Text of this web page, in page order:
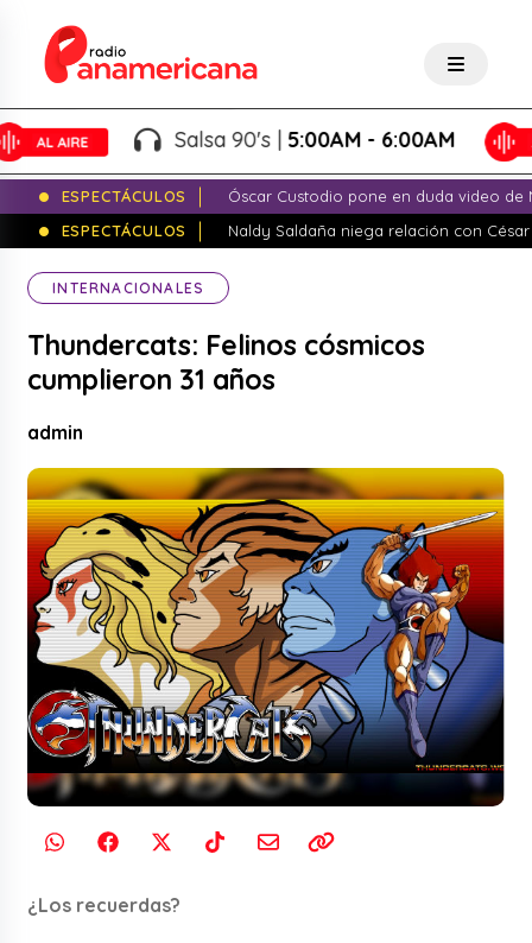
Salsa 90's |5:00AM - 6:00AM
ESPECTÁCULOS
Óscar Custodio pone en duda video de
ESPECTÁCULOS
Naldy Saldaña niega relación con
INTERNACIONALES
Thundercats: Felinos cósmicos
cumplieron 31 años
admin
¿Los recuerdas?